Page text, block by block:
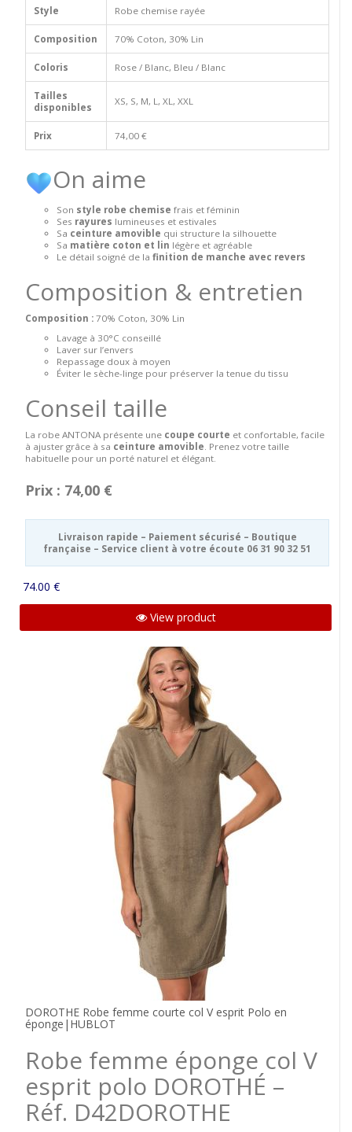
Style Robe chemise rayée
Composition 70% Coton, 30% Lin
Coloris Rose / Blanc, Bleu / Blanc
Tailles
disponibles
XS, S, M, L, XL, XXL
Prix 74,00 €
On aime
Son style robe chemise frais et féminin
Ses rayures lumineuses et estivales
Sa ceinture amovible qui structure la silhouette
Sa matière coton et lin légère et agréable
Le détail soigné de la finition de manche avec revers
Composition & entretien
Composition : 70% Coton, 30% Lin
Lavage à 30°C conseillé
Laver sur l’envers
Repassage doux à moyen
Éviter le sèche-linge pour préserver la tenue du tissu
Conseil taille
La robe ANTONA présente une coupe courte et confortable, facile
à ajuster grâce à sa ceinture amovible . Prenez votre taille
habituelle pour un porté naturel et élégant.
Prix : 74,00 €
Livraison rapide – Paiement sécurisé – Boutique
française – Service client à votre écoute 06 31 90 32 51
74.00 €
View product
DOROTHE Robe femme courte col V esprit Polo en
éponge|HUBLOT
Robe femme éponge col V
esprit polo DOROTHÉ –
Réf. D42DOROTHE